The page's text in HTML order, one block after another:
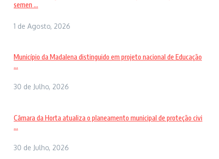
semen ...
1 de Agosto, 2026
Município da Madalena distinguido em projeto nacional de Educação
...
30 de Julho, 2026
Câmara da Horta atualiza o planeamento municipal de proteção civi
...
30 de Julho, 2026